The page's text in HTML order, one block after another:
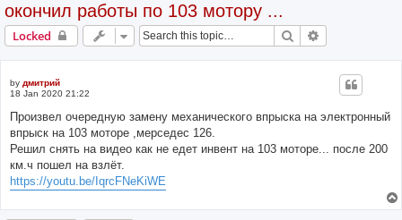
окончил работы по 103 мотору ...
Locked Search
by дмитрий
18 Jan 2020 21:22
Произвел очередную замену механического впрыска на электронный
впрыск на 103 моторе ,мерседес 126.
Решил снять на видео как не едет инвент на 103 моторе... после 200
км.ч пошел на взлёт.
https://youtu.be/IqrcFNeKiWE